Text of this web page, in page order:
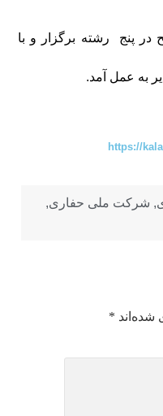
دستگاه حفاری ۷۳ فتح در پنج رشته برگزار و با
به عمل آمد.
https://
, شرکت ملی حفاری,
شده‌اند *